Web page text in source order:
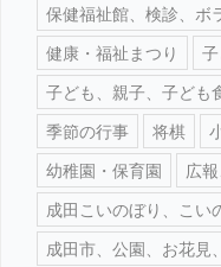
保健福祉館、検診、ボ
健康・福祉まつり
子ども、親子、子ども
季節の行事
将棋
幼稚園・保育園
広
成田こいのぼり、こい
成田市、公園、お花見